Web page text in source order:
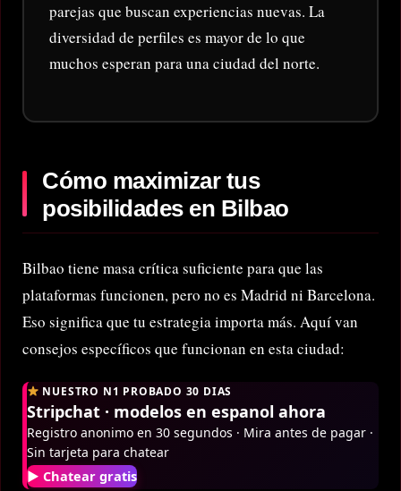
parejas que buscan experiencias nuevas. La
diversidad de perfiles es mayor de lo que
muchos esperan para una ciudad del norte.
Cómo maximizar tus
posibilidades en Bilbao
Bilbao tiene masa crítica suficiente para que las
plataformas funcionen, pero no es Madrid ni Barcelona.
Eso significa que tu estrategia importa más. Aquí van
consejos específicos que funcionan en esta ciudad:
NUESTRO N1 PROBADO 30 DIAS
Stripchat · modelos en espanol ahora
Registro anonimo en 30 segundos · Mira antes de pagar ·
Sin tarjeta para chatear
▶ Chatear gratis